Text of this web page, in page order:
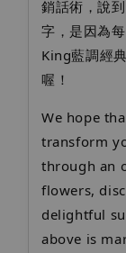
銷話術，說
字，是因為
King藍調經
喔！
We hope
transform
through an
flowers,
delightful
above is